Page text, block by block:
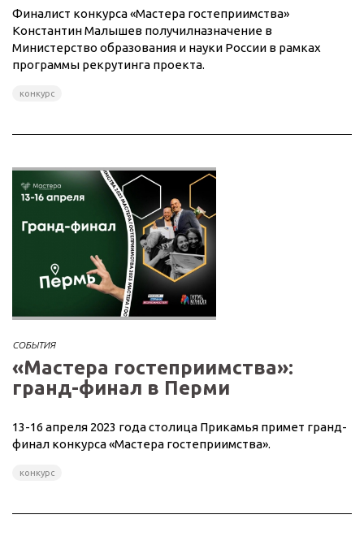
Финалист конкурса «Мастера гостеприимства»
Константин Малышев получилназначение в
Министерство образования и науки России в рамках
программы рекрутинга проекта.
конкурс
СОБЫТИЯ
«Мастера гостеприимства»:
гранд-финал в Перми
13-16 апреля 2023 года столица Прикамья примет гранд-
финал конкурса «Мастера гостеприимства».
конкурс